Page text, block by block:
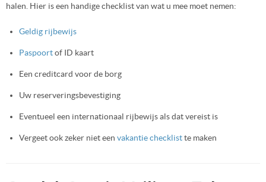
halen. Hier is een handige checklist van wat u mee moet nemen:
Geldig rijbewijs
Paspoortof ID kaart
Een creditcard voor de borg
Uw reserveringsbevestiging
Eventueel een internationaal rijbewijs als dat vereist is
Vergeet ook zeker niet een vakantie checklistte maken